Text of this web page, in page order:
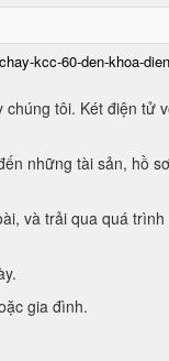
kcc-60-den-khoa-
tôi. Két điện tử
những tài sản, hồ
và trải qua quá trình
gia đình.